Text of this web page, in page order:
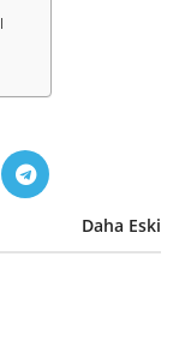
Daha Eski